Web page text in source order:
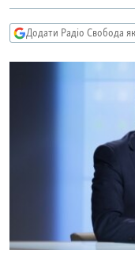
Перейти
до
КУЛЬТУРА
КРИМ.РЕАЛІЇ
МУЛЬТИМЕДІА
СПЕЦПРОЄКТИ
ПОДКАСТИ
Додати Радіо Свобода